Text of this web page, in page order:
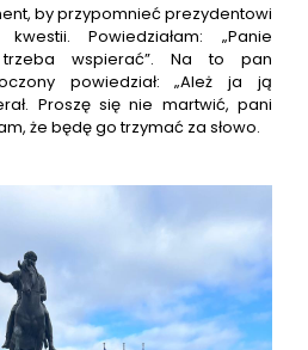
by przypomnieć prezydentowi
Powiedziałam: „Panie
trzeba wspierać”. Na to pan
powiedział: „Ależ ja ją
Proszę się nie martwić, pani
że będę go trzymać za słowo.